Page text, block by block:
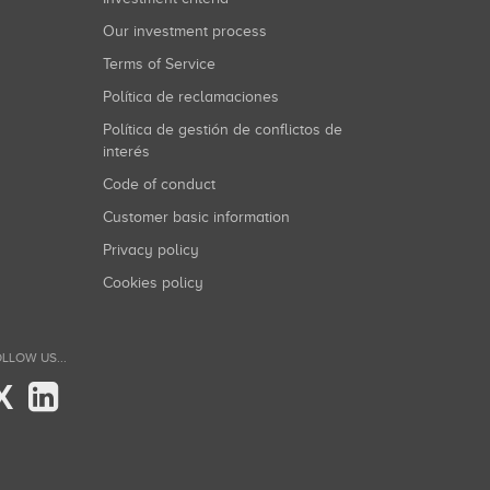
Our investment process
Terms of Service
Política de reclamaciones
Política de gestión de conflictos de
interés
Code of conduct
Customer basic information
Privacy policy
Cookies policy
US...